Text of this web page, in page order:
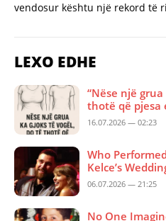
vendosur kështu një rekord të
LEXO EDHE
“Nëse një grua
thotë që pjesa
16.07.2026 — 02:23
Who
Kelce’s
06.07.2026 — 21:25
No One